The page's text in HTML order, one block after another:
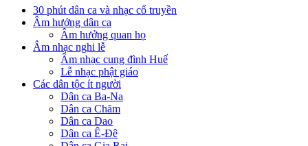
30 phút dân ca và nhạc cổ truyền
Âm hưởng dân ca
Âm hưởng quan họ
Âm nhạc nghi lễ
Âm nhạc cung đình Huế
Lễ nhạc phật giáo
Các dân tộc ít người
Dân ca Ba-Na
Dân ca Chăm
Dân ca Dao
Dân ca Ê-Đê